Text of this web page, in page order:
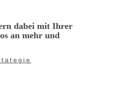
dabei mit Ihrer
an mehr und